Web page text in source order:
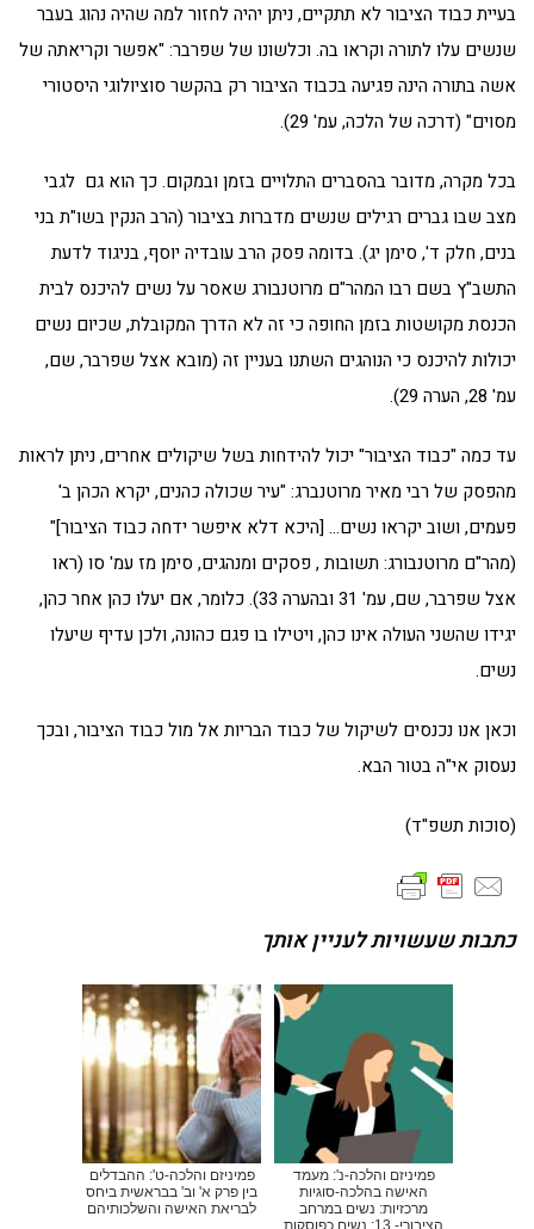
בעיית כבוד הציבור לא תתקיים, ניתן יהיה לחזור למה שהיה נהוג בעבר
שנשים עלו לתורה וקראו בה. וכלשונו של שפרבר: "אפשר וקריאתה של
אשה בתורה הינה פגיעה בכבוד הציבור רק בהקשר סוציולוגי היסטורי
מסוים" (דרכה של הלכה, עמ' 29).
בכל מקרה, מדובר בהסברים התלויים בזמן ובמקום. כך הוא גם לגבי
מצב שבו גברים רגילים שנשים מדברות בציבור (הרב הנקין בשו"ת בני
בנים, חלק ד', סימן יג). בדומה פסק הרב עובדיה יוסף, בניגוד לדעת
התשב"ץ בשם רבו המהר"ם מרוטנבורג שאסר על נשים להיכנס לבית
הכנסת מקושטות בזמן החופה כי זה לא הדרך המקובלת, שכיום נשים
יכולות להיכנס כי הנוהגים השתנו בעניין זה (מובא אצל שפרבר, שם,
עמ' 28, הערה 29).
עד כמה "כבוד הציבור" יכול להידחות בשל שיקולים אחרים, ניתן לראות
מהפסק של רבי מאיר מרוטנברג: "עיר שכולה כהנים, יקרא הכהן ב'
פעמים, ושוב יקראו נשים… [היכא דלא איפשר ידחה כבוד הציבור]"
(מהר"ם מרוטנבורג: תשובות , פסקים ומנהגים, סימן מז עמ' סו (ראו
אצל שפרבר, שם, עמ' 31 ובהערה 33). כלומר, אם יעלו כהן אחר כהן,
יגידו שהשני העולה אינו כהן, ויטילו בו פגם כהונה, ולכן עדיף שיעלו
נשים.
וכאן אנו נכנסים לשיקול של כבוד הבריות אל מול כבוד הציבור, ובכך
נעסוק אי"ה בטור הבא.
(סוכות תשפ"ד)
כתבות שעשויות לעניין אותך
פמיניזם והלכה-נ': מעמד
האישה בהלכה-סוגיות
מרכזיות: נשים במרחב
הציבורי- 13: נשים כפוסקות
פמיניזם והלכה-ט': ההבדלים
בין פרק א' וב' בבראשית ביחס
לבריאת האישה והשלכותיהם